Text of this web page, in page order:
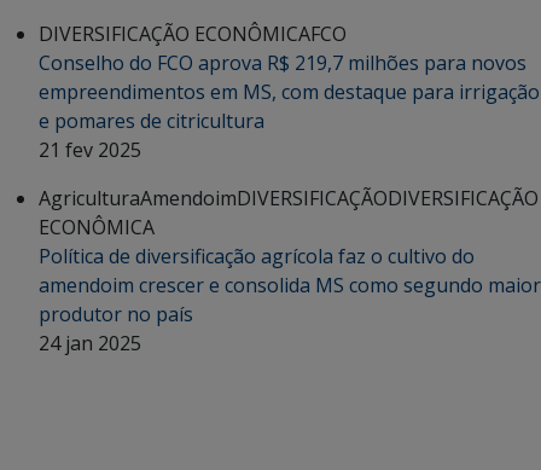
DIVERSIFICAÇÃO ECONÔMICAFCO
Conselho do FCO aprova R$ 219,7 milhões para novos
empreendimentos em MS, com destaque para irrigação
e pomares de citricultura
21 fev 2025
AgriculturaAmendoimDIVERSIFICAÇÃODIVERSIFICAÇÃO
ECONÔMICA
Política de diversificação agrícola faz o cultivo do
amendoim crescer e consolida MS como segundo maior
produtor no país
24 jan 2025